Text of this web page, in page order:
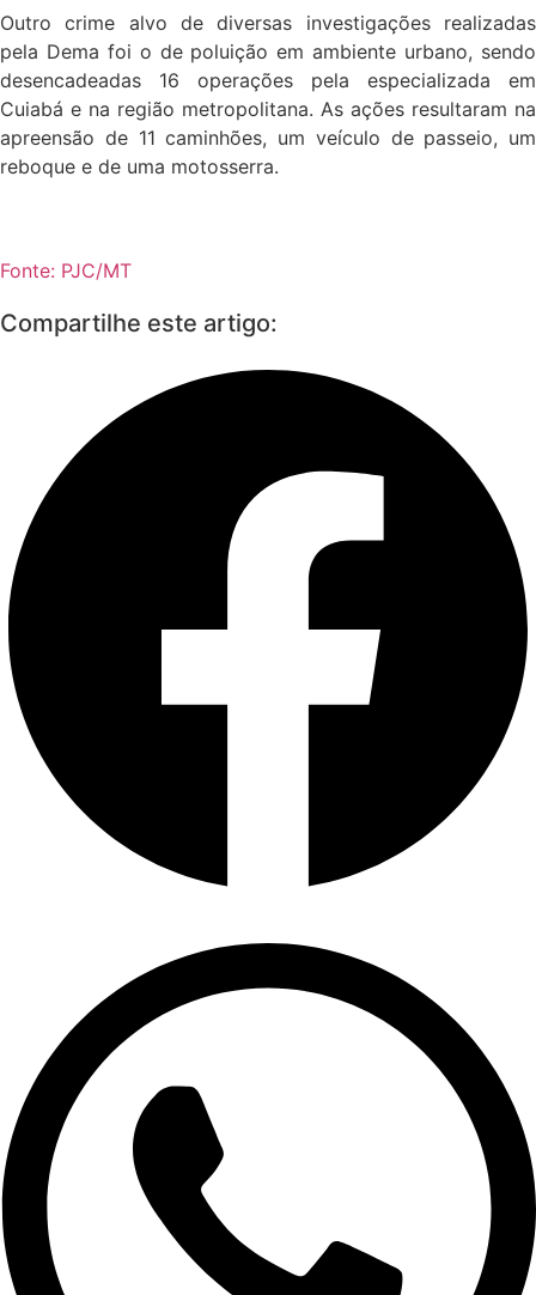
Outro crime alvo de diversas investigações realizadas
pela Dema foi o de poluição em ambiente urbano, sendo
desencadeadas 16 operações pela especializada em
Cuiabá e na região metropolitana. As ações resultaram na
apreensão de 11 caminhões, um veículo de passeio, um
reboque e de uma motosserra.
Fonte: PJC/MT
Compartilhe este artigo: